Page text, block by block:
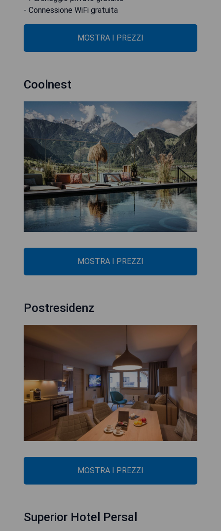
- Connessione WiFi gratuita
MOSTRA I PREZZI
Coolnest
MOSTRA I PREZZI
Postresidenz
MOSTRA I PREZZI
Superior Hotel Persal